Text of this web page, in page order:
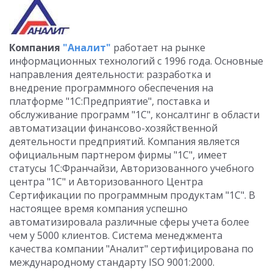
Компания "Аналит" работает на рынке
информационных технологий с 1996 года. Основные
направления деятельности: разработка и
внедрение программного обеспечения на
платформе "1С:Предприятие", поставка и
обслуживание программ "1С", консалтинг в области
автоматизации финансово-хозяйственной
деятельности предприятий. Компания является
официальным партнером фирмы "1С", имеет
статусы 1С:Франчайзи, Авторизованного учебного
центра "1С" и Авторизованного Центра
Сертификации по программным продуктам "1С". В
настоящее время компания успешно
автоматизировала различные сферы учета более
чем у 5000 клиентов. Система менеджмента
качества компании "Аналит" сертифицирована по
международному стандарту ISO 9001:2000.